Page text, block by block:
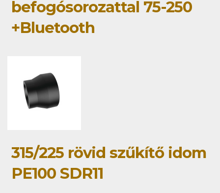
befogósorozattal 75-250
+Bluetooth
315/225 rövid szűkítő idom
PE100 SDR11